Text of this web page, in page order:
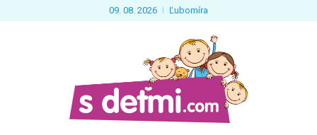
09. 08. 2026 Ľubomíra